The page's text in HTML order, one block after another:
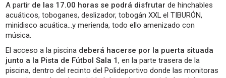
A partir de las 17.00 horas se podrá disfrutar de hinchables
acuáticos, toboganes, deslizador, tobogán XXL el TIBURÓN,
minidisco acuática…y merienda, todo ello amenizado con
música.
El acceso a la piscina deberá hacerse por la puerta situada
junto a la Pista de Fútbol Sala 1, en la parte trasera de la
piscina, dentro del recinto del Polideportivo donde las monitoras